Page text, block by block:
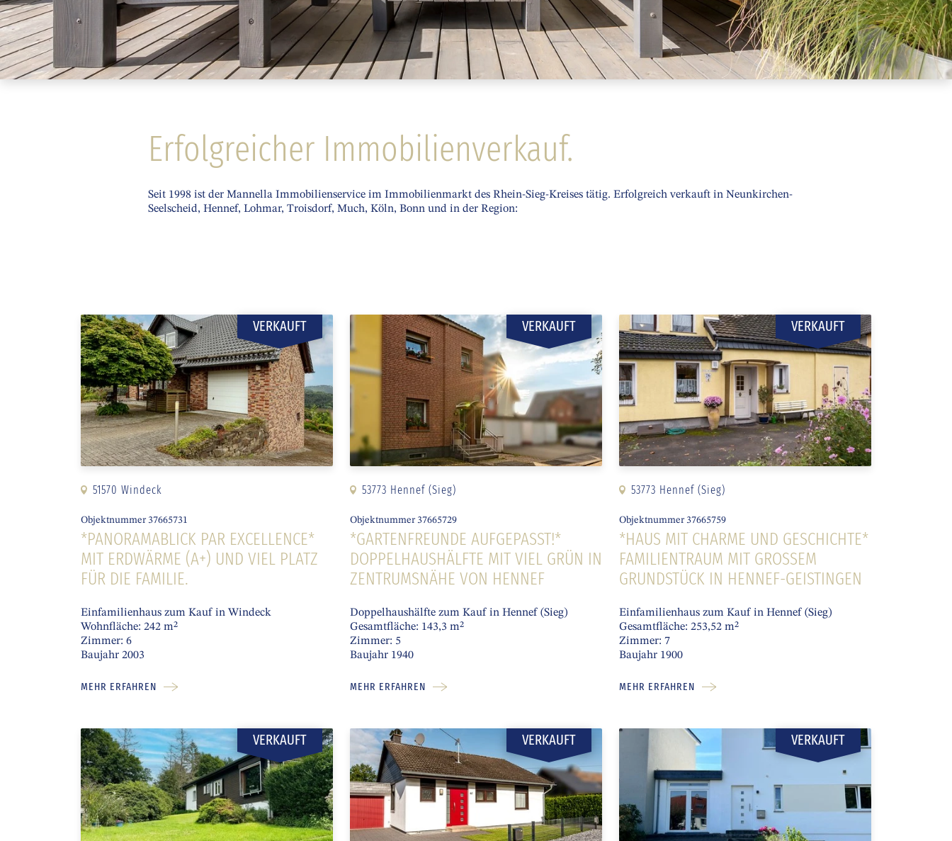
Erfolgreicher Immobilienverkauf.
Seit 1998 ist der Mannella Immobilienservice im Immobilienmarkt des Rhein-Sieg-Kreises tätig. Erfolgreich verkauft in Neunkirchen-
Seelscheid, Hennef, Lohmar, Troisdorf, Much, Köln, Bonn und in der Region:
VERKAUFT
51570 Windeck
Objektnummer 37665731
*PANORAMABLICK PAR EXCELLENCE*
MIT ERDWÄRME (A+) UND VIEL PLATZ
FÜR DIE FAMILIE.
Einfamilienhaus zum Kauf in Windeck
Wohnfläche: 242 m²
Zimmer: 6
Baujahr 2003
MEHR ERFAHREN
VERKAUFT
53773 Hennef (Sieg)
Objektnummer 37665729
*GARTENFREUNDE AUFGEPASST!*
DOPPELHAUSHÄLFTE MIT VIEL GRÜN IN
ZENTRUMSNÄHE VON HENNEF
Doppelhaushälfte zum Kauf in Hennef (Sieg)
Gesamtfläche: 143,3 m²
Zimmer: 5
Baujahr 1940
MEHR ERFAHREN
VERKAUFT
53773 Hennef (Sieg)
Objektnummer 37665759
*HAUS MIT CHARME UND GESCHICHTE*
FAMILIENTRAUM MIT GROSSEM G
RUNDSTÜCK IN HENNEF-GEISTINGEN
Einfamilienhaus zum Kauf in Hennef (Sieg)
Gesamtfläche: 253,52 m²
Zimmer: 7
Baujahr 1900
MEHR ERFAHREN
VERKAUFT VERKAUFT VERKAUFT